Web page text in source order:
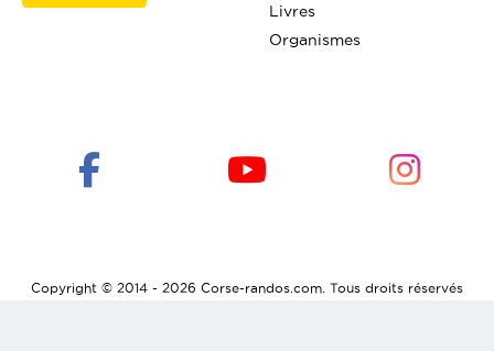
Livres
Organismes
Copyright © 2014 - 2026 Corse-randos.com. Tous droits réservés